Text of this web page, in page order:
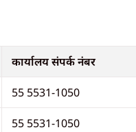
कार्यालय संपर्क नंबर
55 5531-1050
55 5531-1050